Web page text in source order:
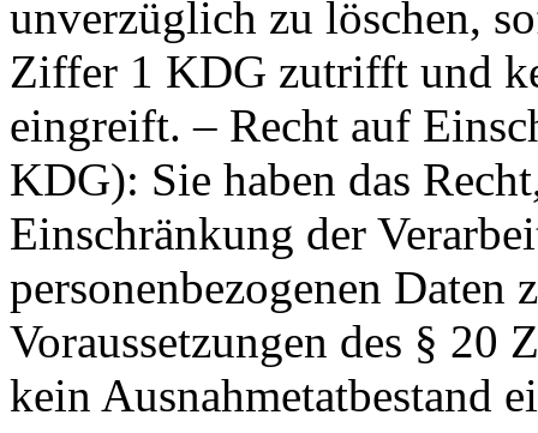
unverzüglich zu löschen,
Ziffer 1 KDG zutrifft und
eingreift. – Recht auf
KDG): Sie haben das
Einschränkung der
personenbezogenen Daten
Voraussetzungen des § 20
kein Ausnahmetatbestand